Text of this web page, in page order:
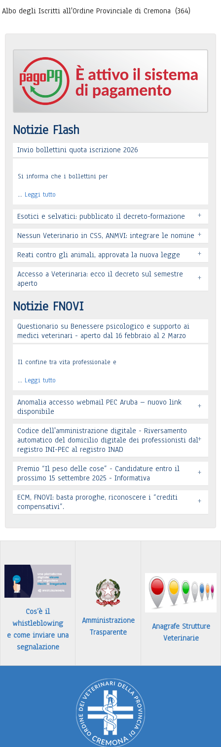
Albo degli Iscritti all'Ordine Provinciale di Cremona (364)
Notizie Flash
Invio bollettini quota iscrizione 2026
Si informa che i bollettini per
… Leggi tutto
Esotici e selvatici: pubblicato il decreto-formazione +
Leggi tutto
Nessun Veterinario in CSS, ANMVI: integrare le nomine +
Leggi tutto
Reati contro gli animali, approvata la nuova legge +
Leggi tutto
Accesso a Veterinaria: ecco il decreto sul semestre
aperto
+
Leggi tutto
Notizie FNOVI
Questionario su Benessere psicologico e supporto ai
medici veterinari - aperto dal 16 febbraio al 2 Marzo
Il confine tra vita professionale e
… Leggi tutto
Anomalia accesso webmail PEC Aruba – nuovo link
disponibile
+
Leggi tutto
Codice dell'amministrazione digitale - Riversamento
automatico del domicilio digitale dei professionisti dal
registro INI-PEC al registro INAD
+
Leggi tutto
Premio “Il peso delle cose” - Candidature entro il
prossimo 15 settembre 2025 - Informativa
+
Premio “Il peso delle cose” - Candidature
ECM, FNOVI: basta proroghe, riconoscere i “crediti
compensativi”.
+
Cos’è il
whistleblowing
e come inviare una
segnalazione
Amministrazione
Trasparente
Anagrafe Strutture
Veterinarie